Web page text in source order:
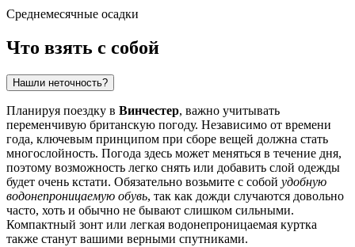
Среднемесячные осадки
Что взять с собой
Нашли неточность?
Планируя поездку в Винчестер, важно учитывать
переменчивую британскую погоду. Независимо от времени
года, ключевым принципом при сборе вещей должна стать
многослойность. Погода здесь может меняться в течение дня,
поэтому возможность легко снять или добавить слой одежды
будет очень кстати. Обязательно возьмите с собой удобную
водонепроницаемую обувь, так как дожди случаются довольно
часто, хоть и обычно не бывают слишком сильными.
Компактный зонт или легкая водонепроницаемая куртка
также станут вашими верными спутниками.